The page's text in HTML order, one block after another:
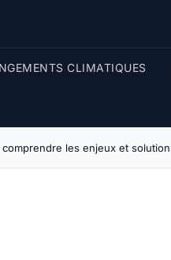
CLIMATIQUES
les enjeux et